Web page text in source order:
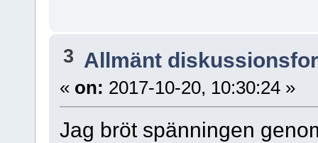
3 Allmänt
« on: 2017-10-20, 10:30:24 »
Jag bröt spänningen